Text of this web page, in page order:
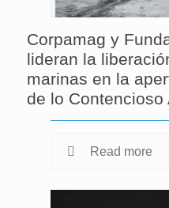
Corpamag y
lideran la
marinas en la
de lo Contencioso
Read more